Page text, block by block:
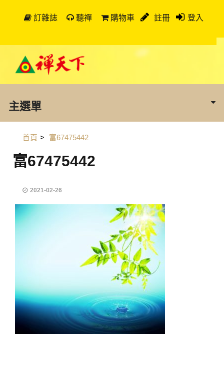
訂雜誌 聽禪 購物車 註冊 登入
主選單
首頁 > 富67475442
富67475442
2021-02-26